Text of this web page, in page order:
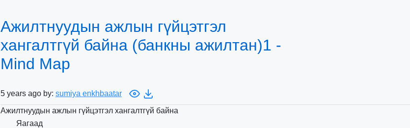
Ажилтнуудын ажлын гүйцэтгэл
хангалтгүй байна (банкны ажилтан)1 -
Mind Map
5 years ago by: sumiya enkhbaatar
Ажилтнуудын ажлын гүйцэтгэл хангалтгүй байна
Яагаад